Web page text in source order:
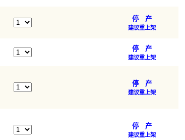
停 产
建议重上架
停 产
建议重上架
停 产
建议重上架
停 产
建议重上架